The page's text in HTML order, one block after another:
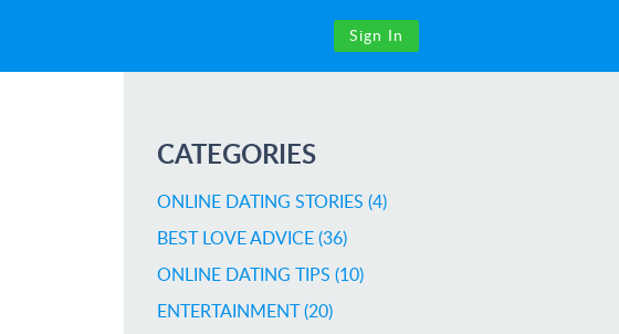
Sign In
CATEGORIES
ONLINE DATING STORIES (4)
BEST LOVE ADVICE (36)
ONLINE DATING TIPS (10)
ENTERTAINMENT (20)